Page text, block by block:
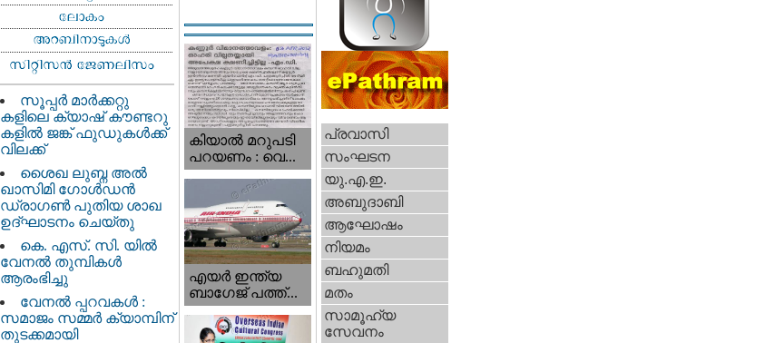
സൂപ്പർ മാർക്കറ്റു
കളിലെ ക്യാഷ് കൗണ്ടറു
കളിൽ ജങ്ക് ഫുഡുകൾക്ക്
വിലക്ക്
ശൈഖ ലുബ്ന അൽ
ഖാസിമി ഗോൾഡൻ
ഡ്രാഗൺ പുതിയ ശാഖ
ഉദ്ഘാടനം ചെയ്തു
കെ. എസ്. സി. യിൽ
വേനൽ തുമ്പികൾ
ആരംഭിച്ചു
വേനൽ പ്പറവകൾ :
സമാജം സമ്മർ ക്യാമ്പിന്
തുടക്കമായി
കിയാല്‍ മറുപടി
പറയണം : വെ...
എയര്‍ ഇന്ത്യ
ബാഗേജ് പത്ത്...
പ്രവാസി
സംഘടന
യു.എ.ഇ.
അബുദാബി
ആഘോഷം
നിയമം
ബഹുമതി
മതം
സാമൂഹ്യ
സേവനം